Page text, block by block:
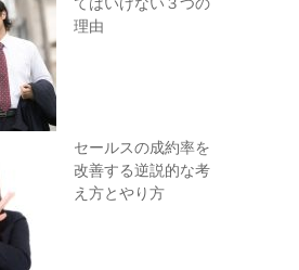
理由
セールスの成約率を
改善する逆説的な考
え方とやり方